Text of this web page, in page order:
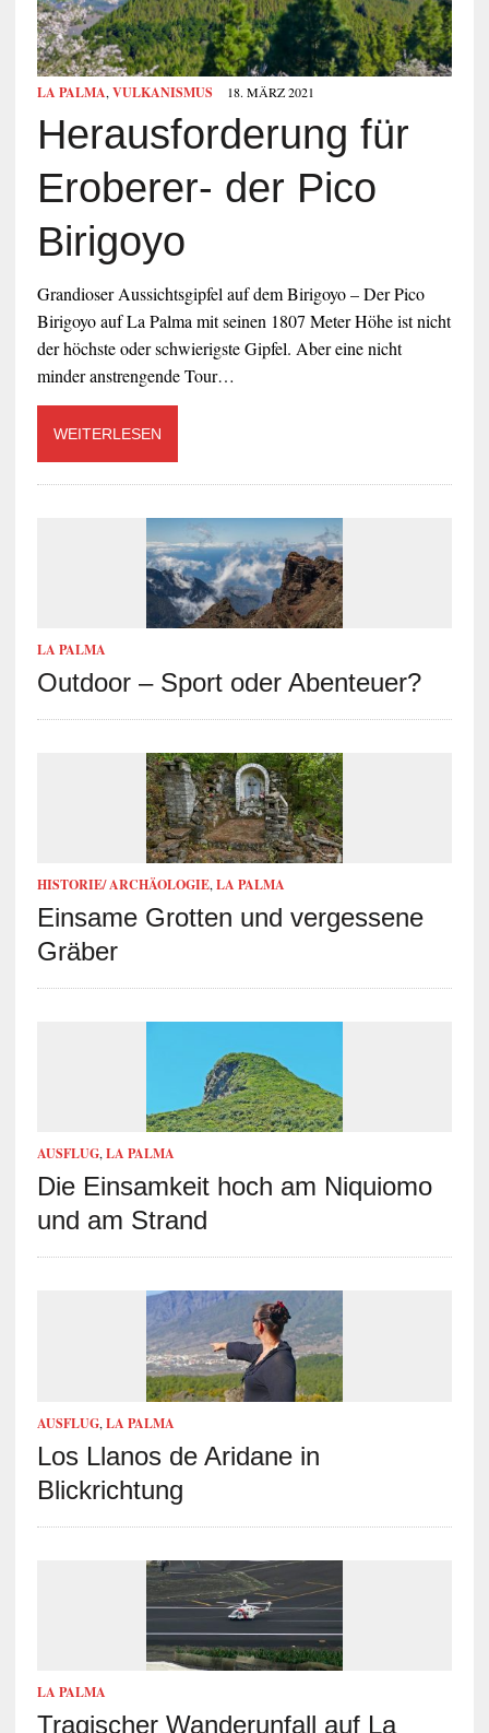
LA PALMA,VULKANISMUS 18. MÄRZ 2021
Herausforderung für
Eroberer- der Pico
Birigoyo
Grandioser Aussichtsgipfel auf dem Birigoyo – Der Pico
Birigoyo auf La Palma mit seinen 1807 Meter Höhe ist nicht
der höchste oder schwierigste Gipfel. Aber eine nicht
minder anstrengende Tour…
WEITERLESEN
LA PALMA
Outdoor – Sport oder Abenteuer?
HISTORIE/ ARCHÄOLOGIE,LA PALMA
Einsame Grotten und vergessene
Gräber
AUSFLUG,LA PALMA
Die Einsamkeit hoch am Niquiomo
und am Strand
AUSFLUG, LA PALMA
Los Llanos de Aridane in
Blickrichtung
LA PALMA
Tragischer Wanderunfall auf La